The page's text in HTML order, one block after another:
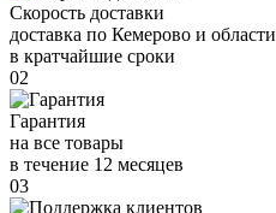
Скорость доставки
доставка по Кемерово и области
в кратчайшие сроки
02
Гарантия
на все товары
в течение 12 месяцев
03